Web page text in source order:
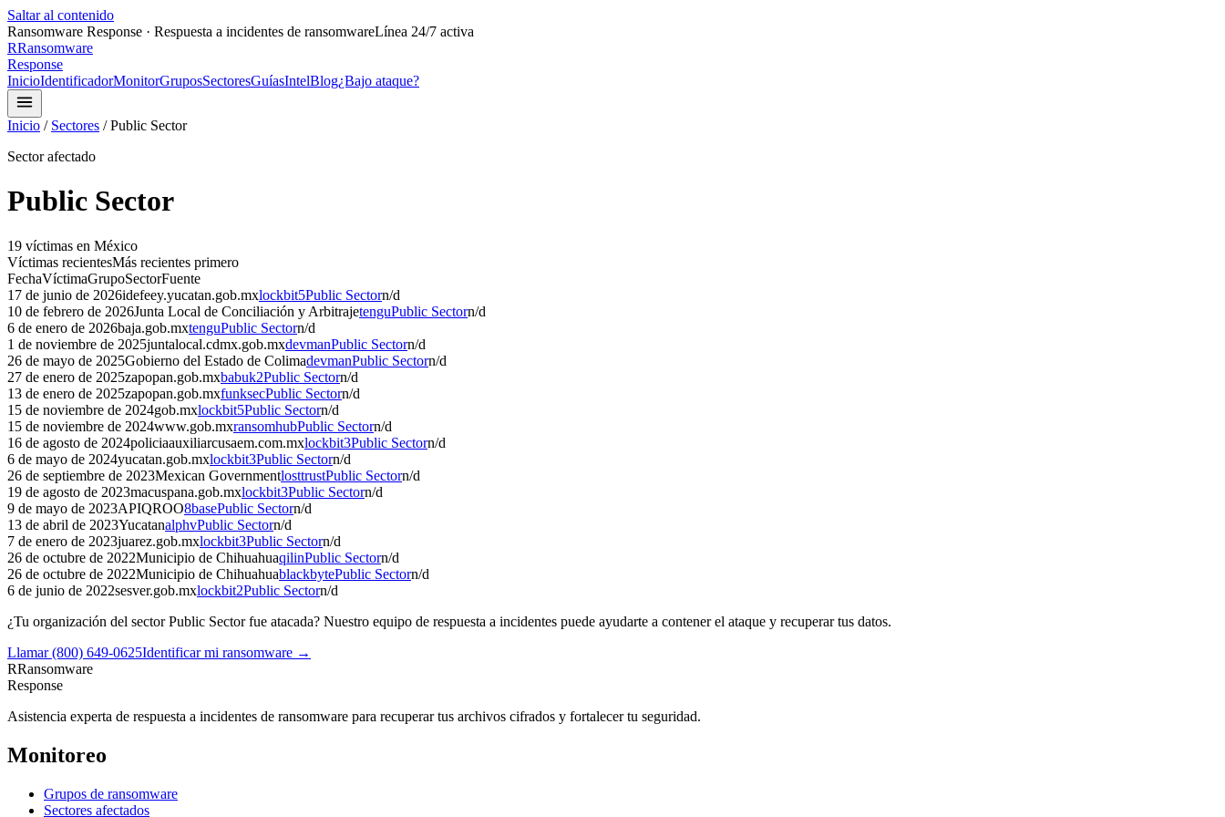
Saltar al contenido
Ransomware Response · Respuesta a incidentes de ransomwareLínea 24/7 activa
RRansomware
Response
InicioIdentificadorMonitorGruposSectoresGuíasIntelBlog¿Bajo ataque?
Inicio / Sectores /Public Sector
Sector afectado
Public Sector
19 víctimas en México
Víctimas recientesMás recientes primero
FechaVíctimaGrupoSectorFuente
17 de junio de 2026idefeey.yucatan.gob.mxlockbit5Public Sectorn/d
10 de febrero de 2026Junta Local de Conciliación y ArbitrajetenguPublic Sectorn/d
6 de enero de 2026baja.gob.mxtenguPublic Sectorn/d
1 de noviembre de 2025juntalocal.cdmx.gob.mxdevmanPublic Sectorn/d
26 de mayo de 2025Gobierno del Estado de ColimadevmanPublic Sectorn/d
27 de enero de 2025zapopan.gob.mxbabuk2Public Sectorn/d
13 de enero de 2025zapopan.gob.mxfunksecPublic Sectorn/d
15 de noviembre de 2024gob.mxlockbit5Public Sectorn/d
15 de noviembre de 2024www.gob.mxransomhubPublic Sectorn/d
16 de agosto de 2024policiaauxiliarcusaem.com.mxlockbit3Public Sectorn/d
6 de mayo de 2024yucatan.gob.mxlockbit3Public Sectorn/d
26 de septiembre de 2023Mexican GovernmentlosttrustPublic Sectorn/d
19 de agosto de 2023macuspana.gob.mxlockbit3Public Sectorn/d
9 de mayo de 2023APIQROO8basePublic Sectorn/d
13 de abril de 2023YucatanalphvPublic Sectorn/d
7 de enero de 2023juarez.gob.mxlockbit3Public Sectorn/d
26 de octubre de 2022Municipio de ChihuahuaqilinPublic Sectorn/d
26 de octubre de 2022Municipio de ChihuahuablackbytePublic Sectorn/d
6 de junio de 2022sesver.gob.mxlockbit2Public Sectorn/d
¿Tu organización del sectorPublic Sectorfue atacada? Nuestro equipo de respuesta a incidentes puede ayudarte a contener el ataque y recuperar tus datos.
Llamar(800) 649-0625Identificar mi ransomware →
RRansomware
Response
Asistencia experta de respuesta a incidentes de ransomware para recuperar tus archivos cifrados y fortalecer tu seguridad.
Monitoreo
Grupos de ransomware
Sectores afectados